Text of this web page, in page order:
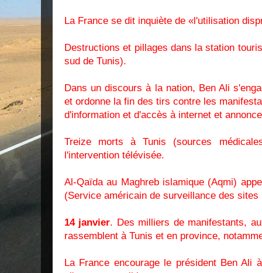
La France se dit inquiète de «l'utilisation
Destructions et pillages dans la station
sud de Tunis).
Dans un discours à la nation, Ben Ali
et ordonne la fin des tirs contre les
d'information et d'accès à internet et
Treize morts à Tunis (sources
l'intervention télévisée.
Al-Qaïda au Maghreb islamique (Aqmi)
(Service américain de surveillance des
14 janvier. Des milliers de manifestants,
rassemblent à Tunis et en province,
La France encourage le président Ben Ali